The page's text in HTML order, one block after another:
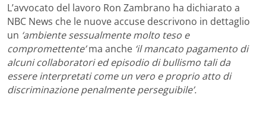
L’avvocato del lavoro Ron Zambrano ha dichiarato a
NBC News che le nuove accuse descrivono in dettaglio
un ‘ambiente sessualmente molto teso e
compromettente’ma anche ‘il mancato pagamento di
alcuni collaboratori ed episodio di bullismo tali da
essere interpretati come un vero e proprio atto di
discriminazione penalmente perseguibile’.